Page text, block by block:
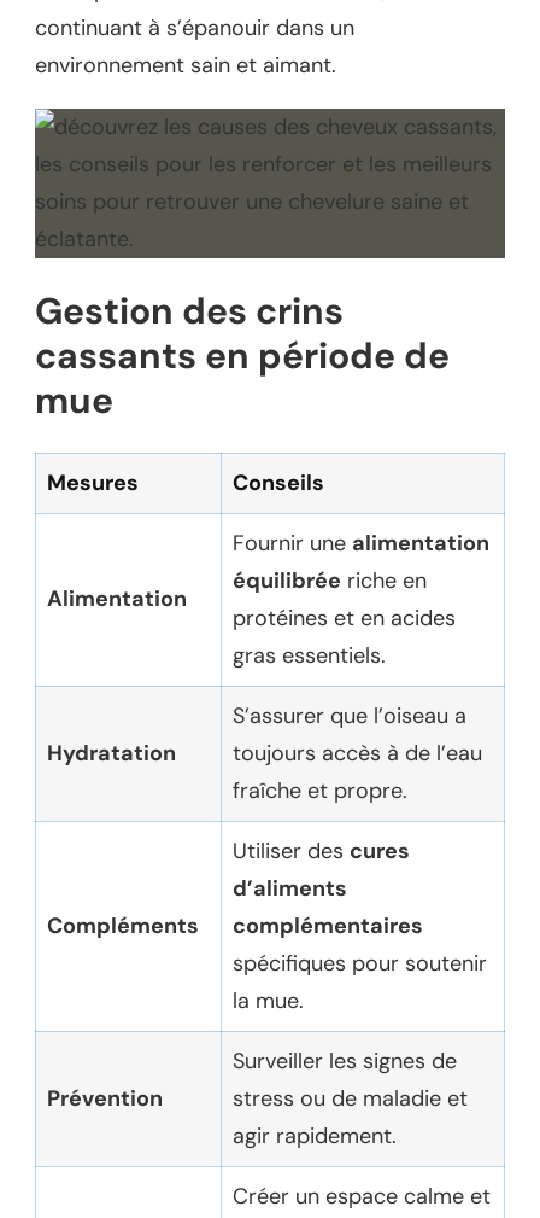
continuant à s’épanouir dans un
environnement sain et aimant.
Gestion des crins
cassants en période de
mue
Mesures Conseils
Alimentation
Fournir une alimentation
équilibrée riche en
protéines et en acides
gras essentiels.
Hydratation
S’assurer que l’oiseau a
toujours accès à de l’eau
fraîche et propre.
Compléments
Utiliser des cures
d’aliments
complémentaires
spécifiques pour soutenir
la mue.
Prévention
Surveiller les signes de
stress ou de maladie et
agir rapidement.
Créer un espace calme et